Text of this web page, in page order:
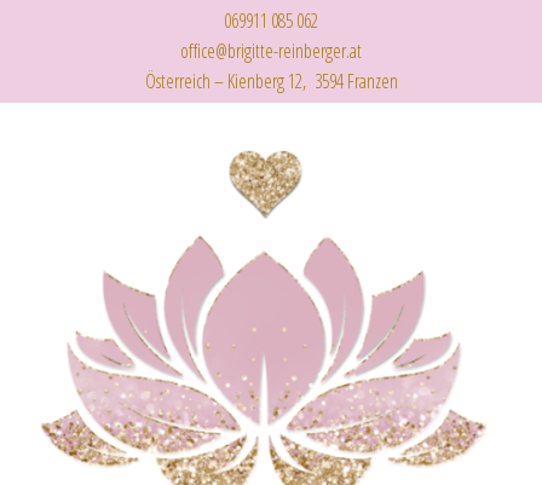
069911 085 062
office@brigitte-reinberger.at
Österreich – Kienberg 12, 3594 Franzen